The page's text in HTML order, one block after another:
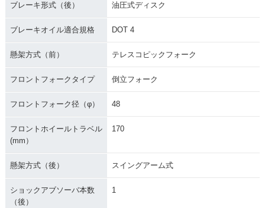
ブレーキ形式（後） 油圧式ディスク
ブレーキオイル適合規格 DOT 4
懸架方式（前） テレスコピックフォーク
フロントフォークタイプ 倒立フォーク
フロントフォーク径（φ） 48
フロントホイールトラベル
(mm）
170
懸架方式（後） スイングアーム式
ショックアブソーバ本数
（後）
1